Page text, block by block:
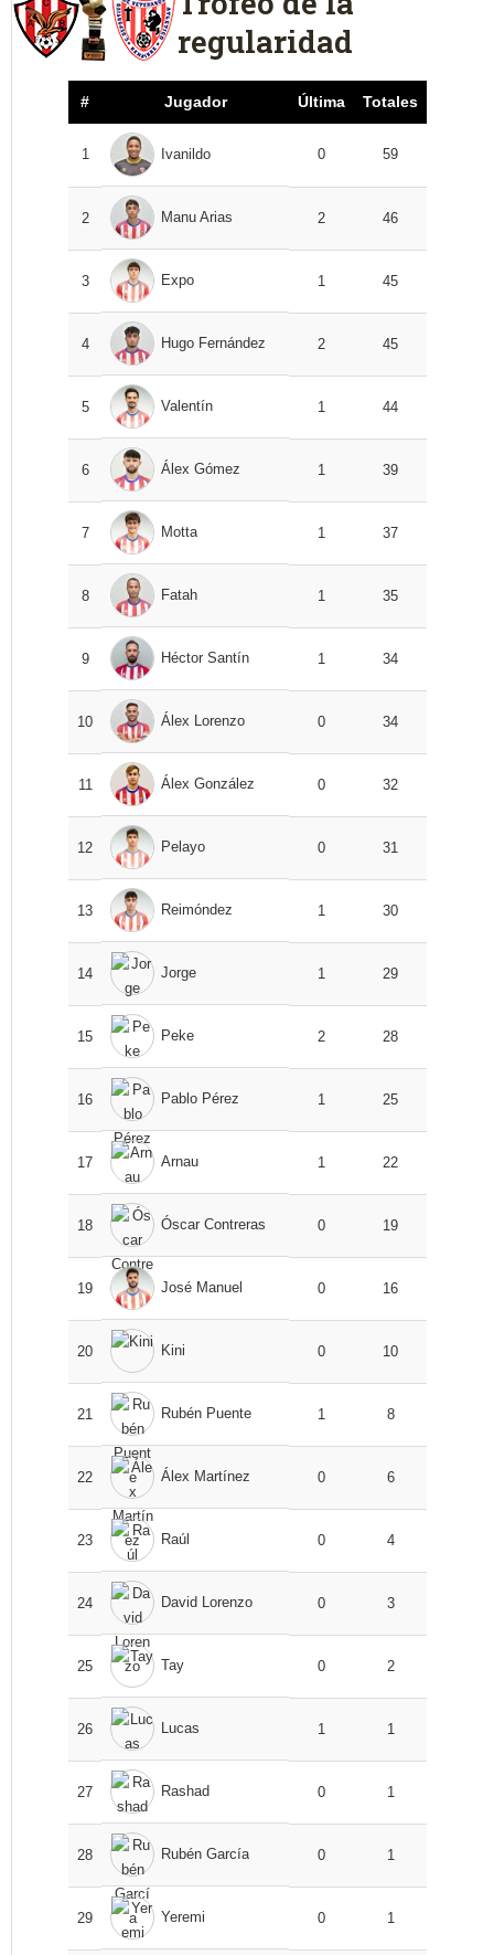
regularidad
# Jugador Última Totales
1 Ivanildo 0 59
2 Manu Arias 2 46
3 Expo 1 45
4 Hugo Fernández 2 45
5 Valentín 1 44
6 Álex Gómez 1 39
7 Motta 1 37
8 Fatah 1 35
9 Héctor Santín 1 34
10 Álex Lorenzo 0 34
11 Álex González 0 32
12 Pelayo 0 31
13 Reimóndez 1 30
14 Jorge 1 29
15 Peke 2 28
16 Pablo Pérez 1 25
17 Arnau 1 22
18 Óscar Contreras 0 19
19 José Manuel 0 16
20 Kini 0 10
21 Rubén Puente 1 8
22 Álex Martínez 0 6
23 Raúl 0 4
24 David Lorenzo 0 3
25 Tay 0 2
26 Lucas 1 1
27 Rashad 0 1
28 Rubén García 0 1
29 Yeremi 0 1